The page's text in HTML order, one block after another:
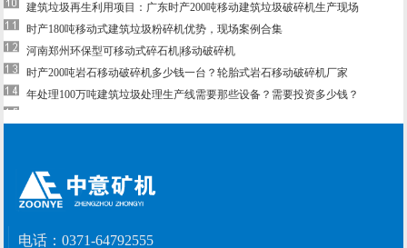
建筑垃圾再生利用项目：广东时产200吨移动建筑垃圾破碎机生产现场
时产180吨移动式建筑垃圾粉碎机优势，现场案例合集
河南郑州环保型可移动式碎石机|移动破碎机
时产200吨岩石移动破碎机多少钱一台？轮胎式岩石移动破碎机厂家
年处理100万吨建筑垃圾处理生产线需要那些设备？需要投资多少钱？
电话： 0371-64792555